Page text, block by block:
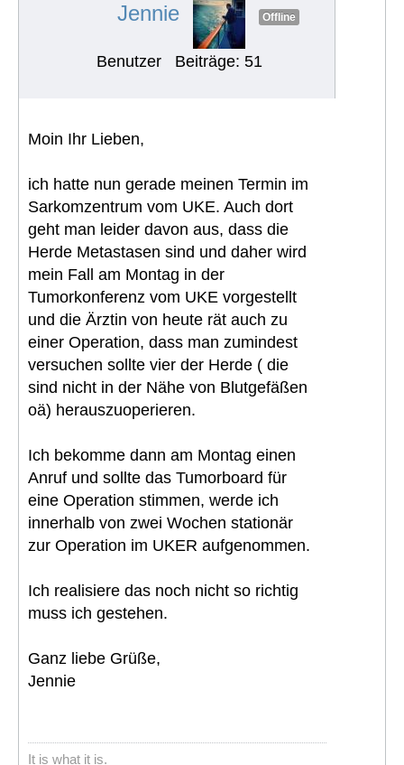
Jennie Offline
Benutzer Beiträge: 51
Moin Ihr Lieben,
ich hatte nun gerade meinen Termin im
Sarkomzentrum vom UKE. Auch dort
geht man leider davon aus, dass die
Herde Metastasen sind und daher wird
mein Fall am Montag in der
Tumorkonferenz vom UKE vorgestellt
und die Ärztin von heute rät auch zu
einer Operation, dass man zumindest
versuchen sollte vier der Herde ( die
sind nicht in der Nähe von Blutgefäßen
oä) herauszuoperieren.
Ich bekomme dann am Montag einen
Anruf und sollte das Tumorboard für
eine Operation stimmen, werde ich
innerhalb von zwei Wochen stationär
zur Operation im UKER aufgenommen.
Ich realisiere das noch nicht so richtig
muss ich gestehen.
Ganz liebe Grüße,
Jennie
It is what it is.